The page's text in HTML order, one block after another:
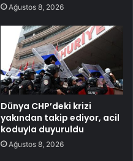
Ağustos 8, 2026
Dünya CHP’deki krizi
yakından takip ediyor, acil
koduyla duyuruldu
Ağustos 8, 2026